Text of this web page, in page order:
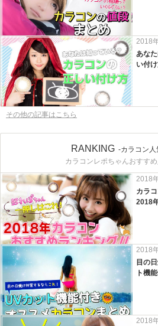
2018
あな
い付
その他の記事はこちら
RANKING -カラコン
カラコンレポちゃんおすす
2018
カラ
2018
2018
目の
ト機
2018